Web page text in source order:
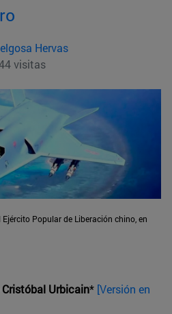
Hervas
visitas
Popular de Liberación chino, en
Urbicain* [Versión en